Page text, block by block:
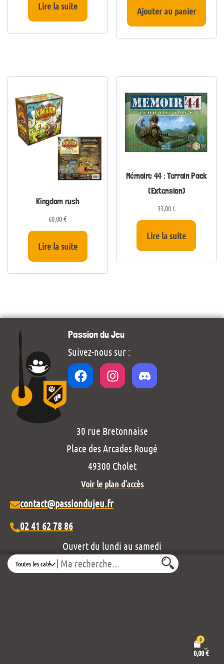
Search
0
0,00€
Lire la suite Ajouter au panier
Kingdom rush
60,00€
Lire la suite
Mémoire 44 : Terrain Pack
(Extension)
33,00€
Lire la suite
Passion du Jeu
Suivez-nous sur :
30 rue Bretonnaise
Place des Arcades Rougé
49300 Cholet
Voir le plan d’accès
contact@passiondujeu.fr
02 41 62 78 86
Ouvert du lundi au samedi
de 10h00 à 19h30